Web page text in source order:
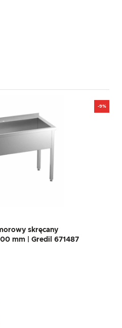
-9%
skręcany
mm | Gredil 671487